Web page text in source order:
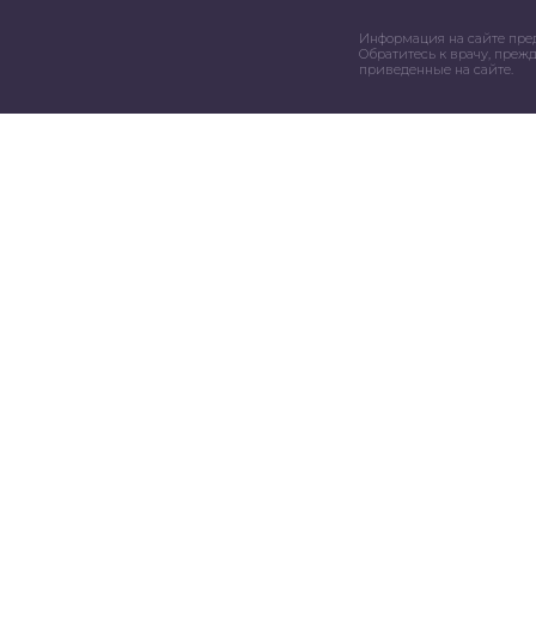
Информация на сайте
Обратитесь к врачу,
приведенные на сайте.